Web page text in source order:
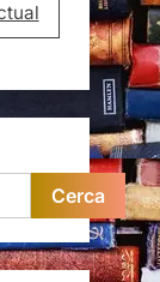
Cerca